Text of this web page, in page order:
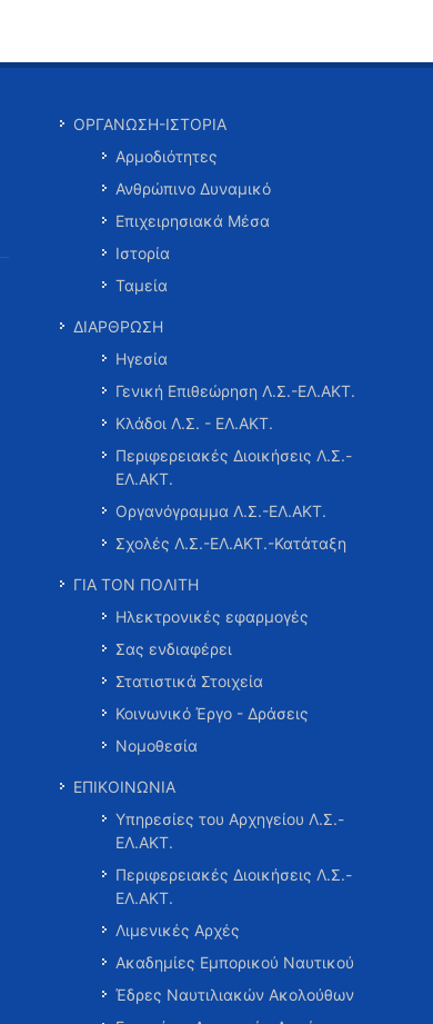
ΟΡΓΑΝΩΣΗ-ΙΣΤΟΡΙΑ
Αρμοδιότητες
Ανθρώπινο Δυναμικό
Επιχειρησιακά Μέσα
Ιστορία
Ταμεία
ΔΙΑΡΘΡΩΣΗ
Ηγεσία
Γενική Επιθεώρηση Λ.Σ.-ΕΛ.ΑΚΤ.
Κλάδοι Λ.Σ. - ΕΛ.ΑΚΤ.
Περιφερειακές Διοικήσεις Λ.Σ.-
ΕΛ.ΑΚΤ.
Οργανόγραμμα Λ.Σ.-ΕΛ.ΑΚΤ.
Σχολές Λ.Σ.-ΕΛ.ΑΚΤ.-Κατάταξη
ΓΙΑ ΤΟΝ ΠΟΛΙΤΗ
Ηλεκτρονικές εφαρμογές
Σας ενδιαφέρει
Στατιστικά Στοιχεία
Κοινωνικό Έργο - Δράσεις
Νομοθεσία
ΕΠΙΚΟΙΝΩΝΙΑ
Υπηρεσίες του Αρχηγείου Λ.Σ.-
ΕΛ.ΑΚΤ.
Περιφερειακές Διοικήσεις Λ.Σ.-
ΕΛ.ΑΚΤ.
Λιμενικές Αρχές
Ακαδημίες Εμπορικού Ναυτικού
Έδρες Ναυτιλιακών Ακολούθων